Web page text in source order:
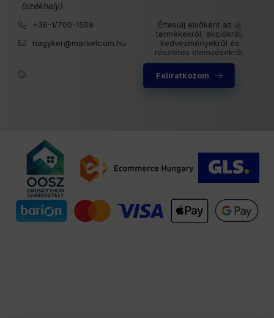
(székhely)
+36-1/700-1509
nagyker@marketcom.hu
Értesülj elsőként az új
termékekről, akciókról,
kedvezményekről és
részletes elemzésekről.
Feliratkozom